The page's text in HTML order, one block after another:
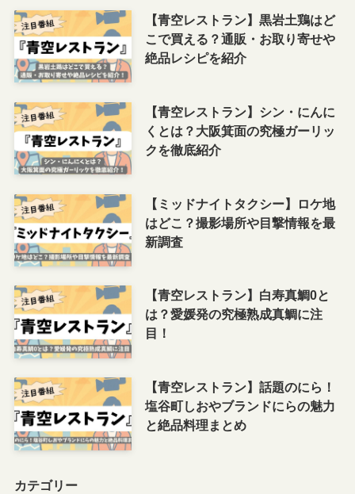
【青空レストラン】黒岩土鶏はど
こで買える？通販・お取り寄せや
絶品レシピを紹介
【青空レストラン】シン・にんに
くとは？大阪箕面の究極ガーリッ
クを徹底紹介
【ミッドナイトタクシー】ロケ地
はどこ？撮影場所や目撃情報を最
新調査
【青空レストラン】白寿真鯛0と
は？愛媛発の究極熟成真鯛に注
目！
【青空レストラン】話題のにら！
塩谷町しおやブランドにらの魅力
と絶品料理まとめ
カテゴリー